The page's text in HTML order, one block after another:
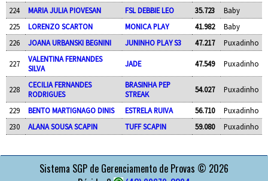
224 MARIA JULIA PIOVESAN FSL DEBBIE LEO 35.723
Baby
225
LORENZO SCARTON MONICA PLAY 41.982
Baby
226
JOANA URBANSKI BEGNINI JUNINHO PLAY S3 47.217 Puxadinho
227
VALENTINA FERNANDES
SILVA
JADE 47.549 Puxadinho
228
CECILIA FERNANDES
RODRIGUES
BRASINHA PEP
STREAK
54.027 Puxadinho
229 BENTO MARTIGNAGO DINIS ESTRELA RUIVA 56.710
Puxadinho
230
ALANA SOUSA SCAPIN TUFF SCAPIN 59.080 Puxadinho
Sistema SGP de Gerenciamento de Provas © 2026